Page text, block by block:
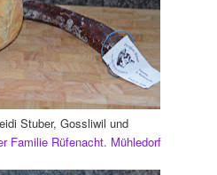
Stuber, Gossliwil und
Familie Rüfenacht. Mühledorf